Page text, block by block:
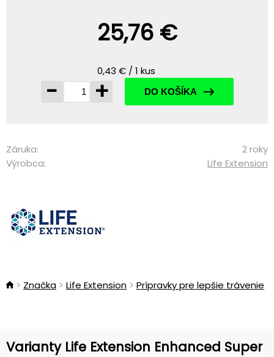
25,76 €
0,43 € / 1 kus
- + DO KOŠÍKA
Záruka:
2 roky
Výrobca:
Life Extension
Značka Life Extension Prípravky pre lepšie trávenie
Varianty Life Extension Enhanced Super